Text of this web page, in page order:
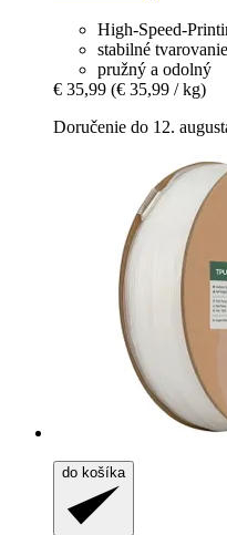
High-Speed-
stabilné tvarovanie
pružný a odolný
€ 35,99 (€ 35,99 / kg)
Doručenie do 12.
do košíka